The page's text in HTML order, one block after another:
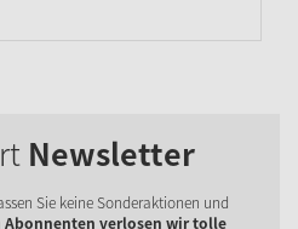
Newsletter
Sie keine Sonderaktionen und
Abonnenten verlosen wir tolle